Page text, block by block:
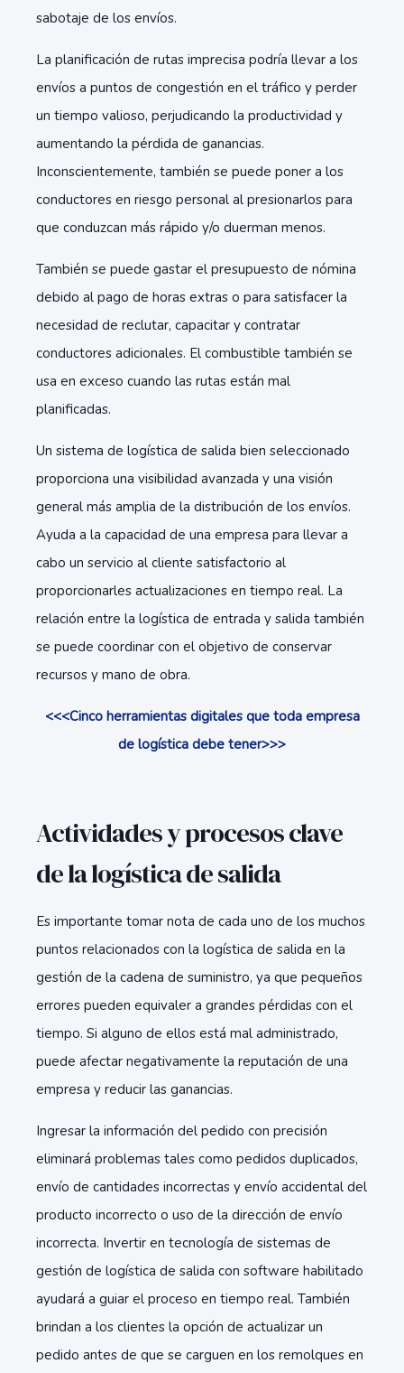
sabotaje de los envíos.
La planificación de rutas imprecisa podría llevar a los
envíos a puntos de congestión en el tráfico y perder
un tiempo valioso, perjudicando la productividad y
aumentando la pérdida de ganancias.
Inconscientemente, también se puede poner a los
conductores en riesgo personal al presionarlos para
que conduzcan más rápido y/o duerman menos.
También se puede gastar el presupuesto de nómina
debido al pago de horas extras o para satisfacer la
necesidad de reclutar, capacitar y contratar
conductores adicionales. El combustible también se
usa en exceso cuando las rutas están mal
planificadas.
Un sistema de logística de salida bien seleccionado
proporciona una visibilidad avanzada y una visión
general más amplia de la distribución de los envíos.
Ayuda a la capacidad de una empresa para llevar a
cabo un servicio al cliente satisfactorio al
proporcionarles actualizaciones en tiempo real. La
relación entre la logística de entrada y salida también
se puede coordinar con el objetivo de conservar
recursos y mano de obra.
<<<Cinco herramientas digitales que toda empresa
de logística debe tener>>>
Actividades y procesos clave
de la logística de salida
Es importante tomar nota de cada uno de los muchos
puntos relacionados con la logística de salida en la
gestión de la cadena de suministro, ya que pequeños
errores pueden equivaler a grandes pérdidas con el
tiempo. Si alguno de ellos está mal administrado,
puede afectar negativamente la reputación de una
empresa y reducir las ganancias.
Ingresar la información del pedido con precisión
eliminará problemas tales como pedidos duplicados,
envío de cantidades incorrectas y envío accidental del
producto incorrecto o uso de la dirección de envío
incorrecta. Invertir en tecnología de sistemas de
gestión de logística de salida con software habilitado
ayudará a guiar el proceso en tiempo real. También
brindan a los clientes la opción de actualizar un
pedido antes de que se carguen en los remolques en